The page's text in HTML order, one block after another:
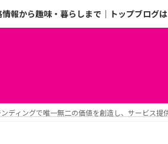
情報から趣味・暮らしまで｜トップブログ
ディングで唯一無二の価値を創造し、サービス提